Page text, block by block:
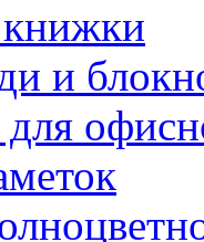
и
для